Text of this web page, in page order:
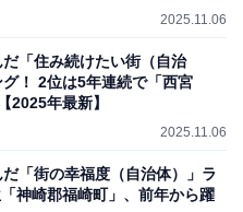
2025.11.06
「住み続けたい街（自治
！ 2位は5年連続で「西宮
2025年最新】
2025.11.06
「街の幸福度（自治体）」ラ
神崎郡福崎町」、前年から躍